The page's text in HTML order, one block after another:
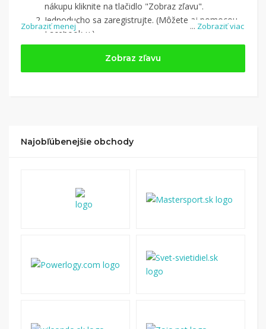
... Zobraziť viac
nákupu kliknite na tlačidlo "Zobraz zľavu".
Jednoducho sa zaregistrujte. (Môžete aj pomocou
Facebook-u.)
Jednoducho sinájdite obchod, pomocou služby
(v ponuke je cca 1 500 obchodov).
Kliknite na tlačidlo „Nakupovať“.(Následne
nákupu, si tieto peniaze môžete dať hneď vyplatiť
Zobraziť menej
Zobraz zľavu
Najobľúbenejšie obchody